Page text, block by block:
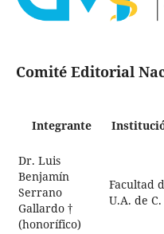
Comité Editorial
Integrante
Dr. Luis
Benjamín
Serrano
Gallardo †
(honorífico)
Facultad
U.A. de C.